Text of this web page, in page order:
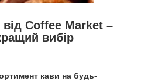
від Coffee Market –
вибір
кави на будь-